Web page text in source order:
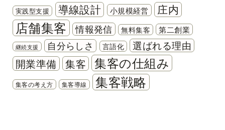
実践型支援 導線設計 小規模経営 庄内
店舗集客 情報発信 無料集客 第二創業
継続支援 自分らしさ 言語化 選ばれる理由
開業準備 集客 集客の仕組み
集客の考え方 集客導線 集客戦略